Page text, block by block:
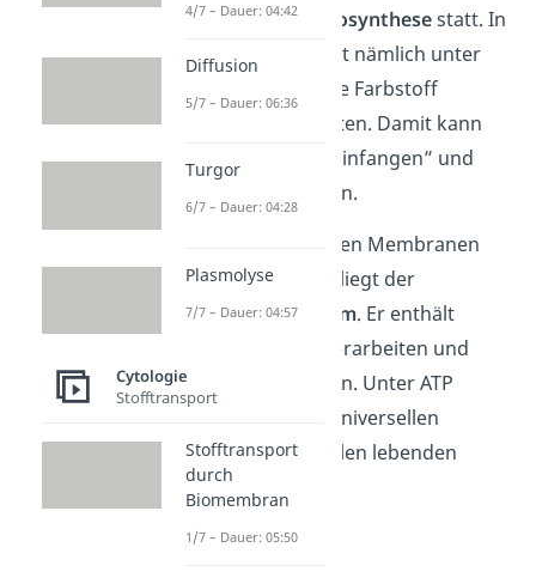
ihr findet diePhotosynthesestatt. In
den Membranen ist nämlich unter
anderem der grüne Farbstoff
Chlorophyll enthalten. Damit kann
die Pflanze Licht „einfangen” und
Energie weiterleiten.
Zwischen den beiden Membranen
der Chloroplasten liegt der
Intermembranraum. Er enthält
verarbeiten und
umwandeln können. Unter ATP
verstehst du den universellen
Energieträger in allen lebenden
Organismen.
4/7 – Dauer: 04:42
Diffusion
5/7 – Dauer: 06:36
Turgor
6/7 – Dauer: 04:28
Plasmolyse
7/7 – Dauer: 04:57
Cytologie
Stofftransport
Stofftransport
durch
Biomembran
1/7 – Dauer: 05:50